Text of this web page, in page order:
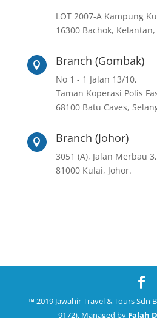
LOT 2007-A Kampung
16300 Bachok,
 Branch (Gombak)
No 1 - 1 Jalan 13/10,
Taman Koperasi Polis
68100 Batu Caves,
 Branch (Johor)
3051 (A), Jalan Merbau
81000 Kulai, Johor.
™ 2019 Jawahir Travel & Tours Sdn
9172). Managed by Falah